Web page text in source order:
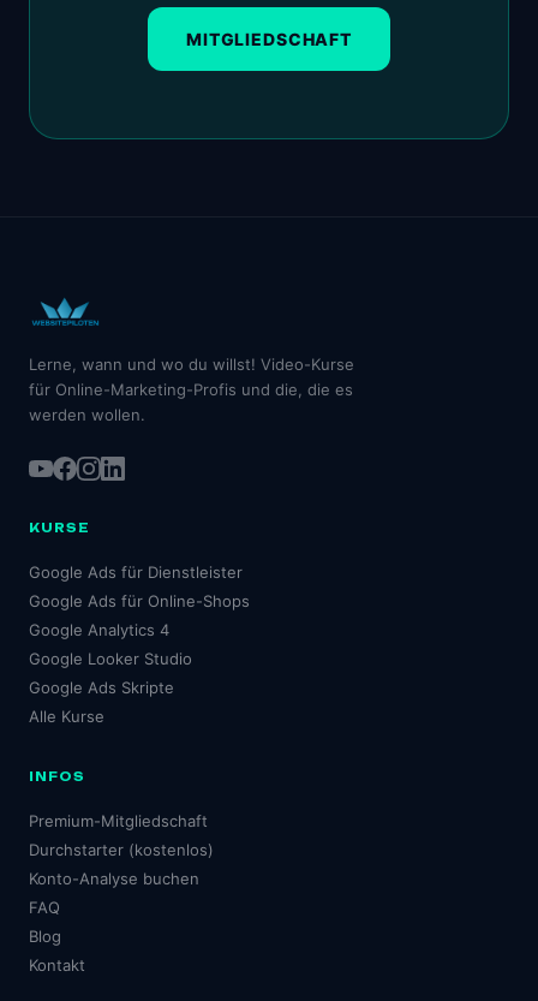
MITGLIEDSCHAFT
Lerne, wann und wo du willst! Video-Kurse
für Online-Marketing-Profis und die, die es
werden wollen.
KURSE
Google Ads für Dienstleister
Google Ads für Online-Shops
Google Analytics 4
Google Looker Studio
Google Ads Skripte
Alle Kurse
INFOS
Premium-Mitgliedschaft
Durchstarter (kostenlos)
Konto-Analyse buchen
FAQ
Blog
Kontakt